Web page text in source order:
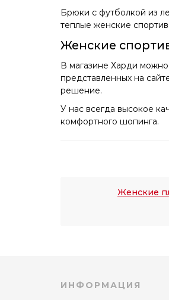
Брюки с футболкой из
теплые женские
Женские
В магазине Харди
представленных на
решение.
У нас всегда высокое
комфортного шопинга.
Женские
ИНФОРМАЦИЯ